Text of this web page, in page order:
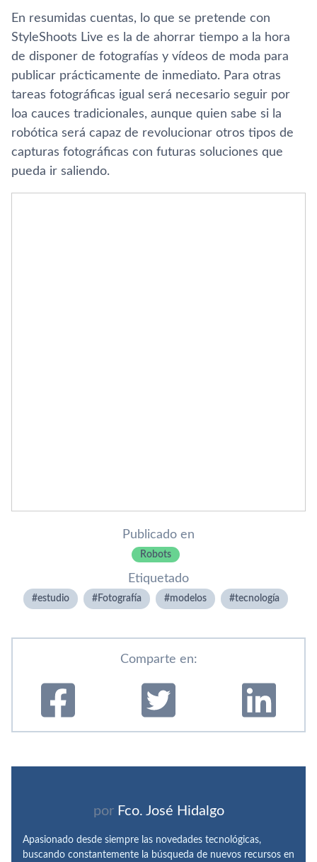
En resumidas cuentas, lo que se pretende con
StyleShoots Live es la de ahorrar tiempo a la hora
de disponer de fotografí­as y ví­deos de moda para
publicar prácticamente de inmediato. Para otras
tareas fotográficas igual será necesario seguir por
loa cauces tradicionales, aunque quien sabe si la
robótica será capaz de revolucionar otros tipos de
capturas fotográficas con futuras soluciones que
pueda ir saliendo.
Publicado en
Robots
Etiquetado
estudio Fotografí­a modelos tecnologí­a
Comparte en:
por Fco. José Hidalgo
Apasionado desde siempre las novedades tecnológicas,
buscando constantemente la búsqueda de nuevos recursos en